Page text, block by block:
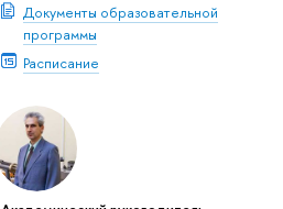
Документы образовательной
программы
Расписание